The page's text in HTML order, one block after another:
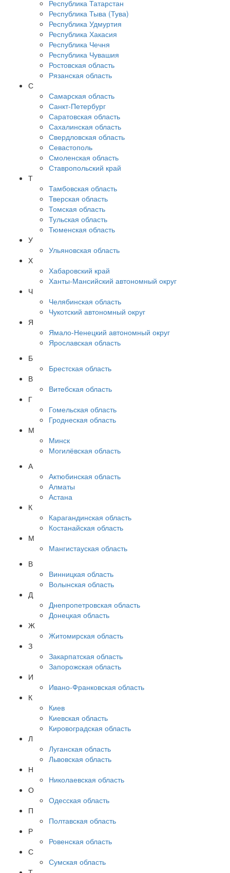
Республика Татарстан
Республика Тыва (Тува)
Республика Удмуртия
Республика Хакасия
Республика Чечня
Республика Чувашия
Ростовская область
Рязанская область
С
Самарская область
Санкт-Петербург
Саратовская область
Сахалинская область
Свердловская область
Севастополь
Смоленская область
Ставропольский край
Т
Тамбовская область
Тверская область
Томская область
Тульская область
Тюменская область
У
Ульяновская область
Х
Хабаровский край
Ханты-Мансийский автономный округ
Ч
Челябинская область
Чукотский автономный округ
Я
Ямало-Ненецкий автономный округ
Ярославская область
Б
Брестская область
В
Витебская область
Г
Гомельская область
Гроднеская область
М
Минск
Могилёвская область
А
Актюбинская область
Алматы
Астана
К
Карагандинская область
Костанайская область
М
Мангистауская область
В
Винницкая область
Волынская область
Д
Днепропетровская область
Донецкая область
Ж
Житомирская область
З
Закарпатская область
Запорожская область
И
Ивано-Франковская область
К
Киев
Киевская область
Кировоградская область
Л
Луганская область
Львовская область
Н
Николаевская область
О
Одесская область
П
Полтавская область
Р
Ровенская область
С
Сумская область